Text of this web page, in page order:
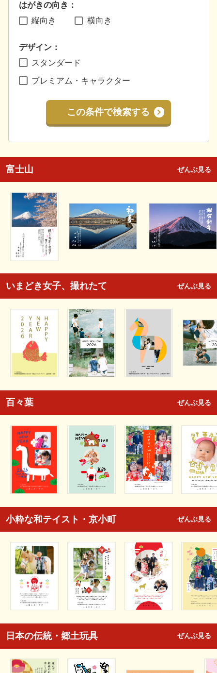
はがきの向き：
縦向き
横向き
デザイン：
スタンダード
プレミアム・キャラクター
この条件で検索する
富士山 ぜんぶ見る
いまどき女子、撮れたて ぜんぶ見る
百々葉 ぜんぶ見る
小粋な和テイスト・京小町 ぜんぶ見る
日本の伝統・郷土玩具 ぜんぶ見る